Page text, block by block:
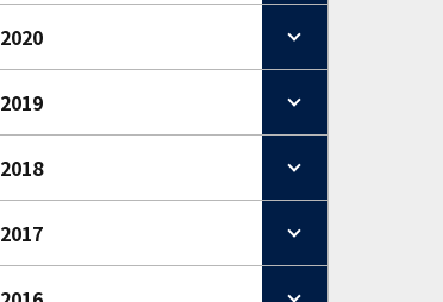
2020
2019
2018
2017